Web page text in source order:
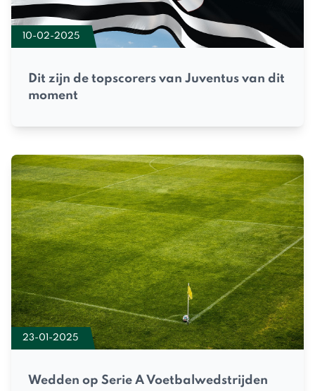
10-02-2025
Dit zijn de topscorers van Juventus van dit
moment
23-01-2025
Wedden op Serie A Voetbalwedstrijden